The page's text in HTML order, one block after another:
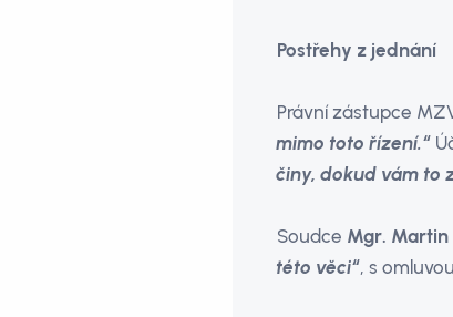
Postřehy z jednání
Právní zástupce
mimo toto řízení.“
činy, dokud vám to
Soudce Mgr. Martin
této věci“, s